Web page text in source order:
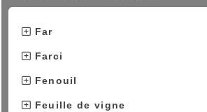
Far
Farci
Fenouil
Feuille de vigne